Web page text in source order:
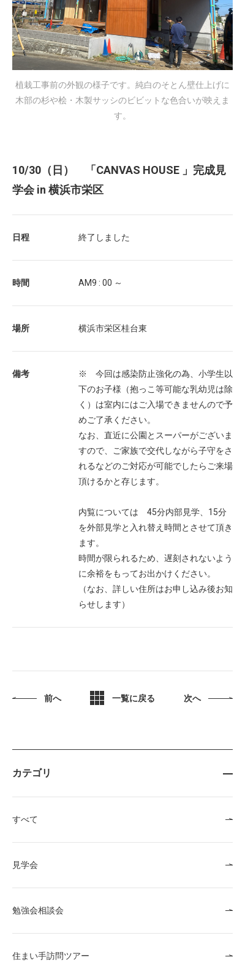
カテゴリ
すべて
見学会
勉強会相談会
住まい手訪問ツアー
植栽工事前の外観の様子です。純白のそとん壁仕上げに
木部の杉や桧・木製サッシのビビットな色合いが映えま
す。
10/30（日） 「CANVAS HOUSE 」完成見
学会 in 横浜市栄区
日程 終了しました
時間 AM9 : 00 ～
場所 横浜市栄区桂台東
備考
※ 今回は感染防止強化の為、小学生以
下のお子様（抱っこ等可能な乳幼児は除
く）は室内にはご入場できませんので予
めご了承ください。
なお、直近に公園とスーパーがございま
すので、ご家族で交代しながら子守をさ
れるなどのご対応が可能でしたらご来場
頂けるかと存じます。
内覧については 45分内部見学、15分
を外部見学と入れ替え時間とさせて頂き
ます。
時間が限られるため、遅刻されないよう
に余裕をもってお出かけください。
（なお、詳しい住所はお申し込み後お知
らせします）
前へ 一覧に戻る 次へ